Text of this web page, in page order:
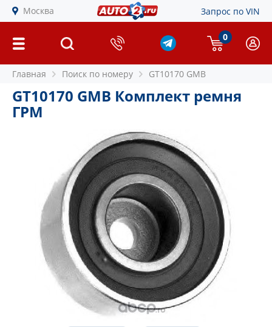
Москва Запрос по VIN
0
Главная Поиск по номеру GT10170 GMB
GT10170 GMB Комплект ремня
ГРМ